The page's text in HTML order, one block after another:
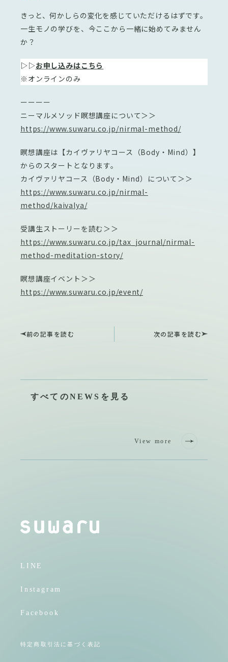
きっと、何かしらの変化を感じていただけるはずです。
一生モノの学びを、今ここから一緒に始めてみません
か？
▷▷お申し込みはこちら
※オンラインのみ
ーーーー
ニーマルメソッド瞑想講座について＞＞
https://www.suwaru.co.jp/nirmal-method/
瞑想講座は【カイヴァリヤコース（Body・Mind）】
からのスタートとなります。
カイヴァリヤコース（Body・Mind）について＞＞
https://www.suwaru.co.jp/nirmal-
method/kaivalya/
受講生ストーリーを読む＞＞
https://www.suwaru.co.jp/tax_journal/nirmal-
method-meditation-story/
瞑想講座イベント＞＞
https://www.suwaru.co.jp/event/
前の記事を読む 次の記事を読む
すべてのNEWSを見る
View more
LINE
Instagram
Facebook
特定商取引法に基づく表記